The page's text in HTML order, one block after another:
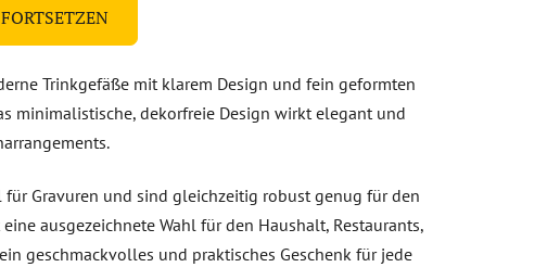
Trinkgefäße mit klarem Design und fein geformten
minimalistische, dekorfreie Design wirkt elegant und
Gravuren und sind gleichzeitig robust genug für den
ausgezeichnete Wahl für den Haushalt, Restaurants,
geschmackvolles und praktisches Geschenk für jede